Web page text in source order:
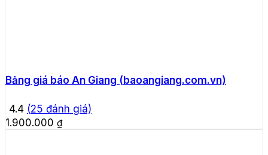
Bảng giá báo An Giang (baoangiang.com.vn)
4.4 (25 đánh giá)
1.900.000 ₫